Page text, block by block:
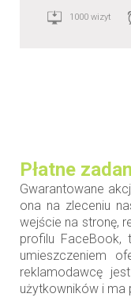
1000 wizyt
Płatne
Gwarantowane
ona na zleceniu
wejście na stronę,
profilu FaceBook,
umieszczeniem
reklamodawcę
użytkowników i ma